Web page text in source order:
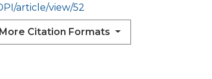
article/view/52
More Citation Formats